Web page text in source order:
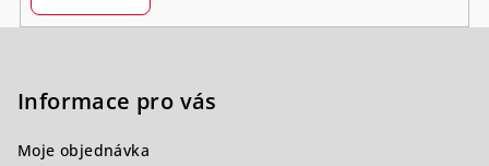
Informace pro vás
Moje objednávka